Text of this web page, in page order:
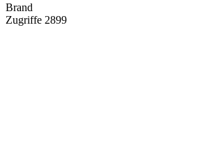
Brand
Zugriffe 2899